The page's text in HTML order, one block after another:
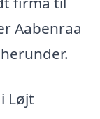
Aabenraa
Løjt